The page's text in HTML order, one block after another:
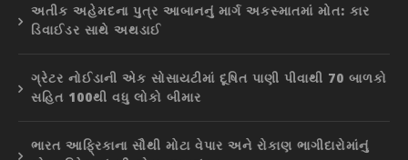
અતીક અહેમદના પુત્ર આબાનનું માર્ગ અકસ્માતમાં મોત: કાર
ડિવાઈડર સાથે અથડાઈ
ગ્રેટર નોઈડાની એક સોસાયટીમાં દૂષિત પાણી પીવાથી 70 બાળકો
સહિત 100થી વધુ લોકો બીમાર
ભારત આફ્રિકાના સૌથી મોટા વેપાર અને રોકાણ ભાગીદારોમાંનું